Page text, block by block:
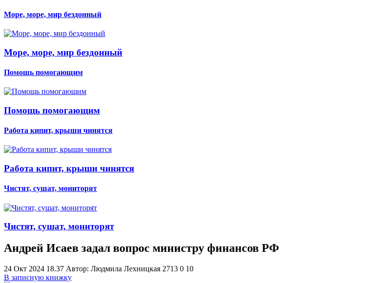
Море, море, мир бездонный
Море, море, мир бездонный
Помощь помогающим
Помощь помогающим
Работа кипит, крыши чинятся
Работа кипит, крыши чинятся
Чистят, сушат, мониторят
Чистят, сушат, мониторят
Андрей Исаев задал вопрос министру финансов РФ
24 Окт 2024 18.37 Автор: Людмила Лехницкая 2713 0 10
В записную книжку